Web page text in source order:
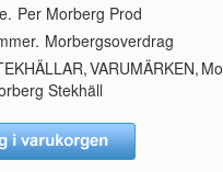
Per Morberg Prod
Morbergsoverdrag
,VARUMÄRKEN,
Stekhäll